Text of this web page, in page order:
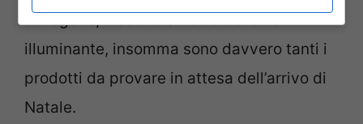
illuminante, insomma sono davvero tanti i
prodotti da provare in attesa dell’arrivo di
Natale.